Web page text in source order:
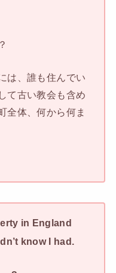
は、誰も住んでい
て古い教会も含め
全体、何から何ま
in England
know I had.